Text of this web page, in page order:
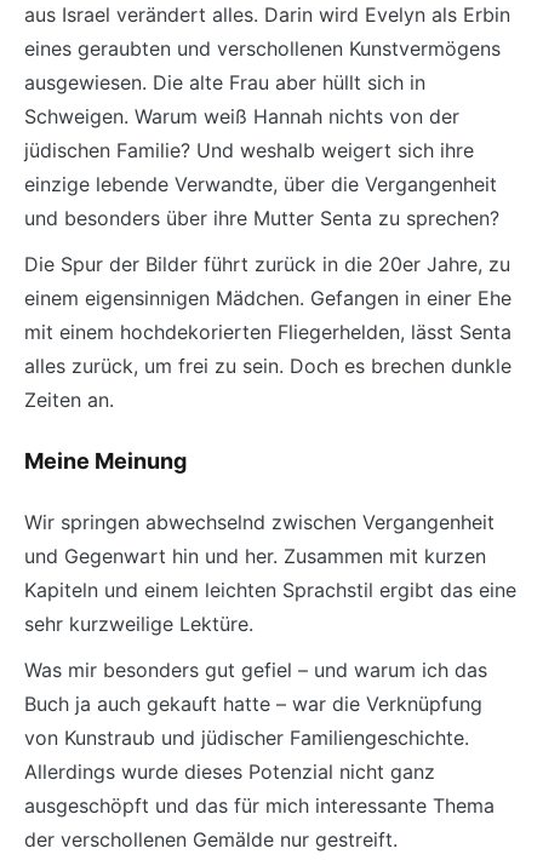
aus Israel verändert alles. Darin wird Evelyn als Erbin
eines geraubten und verschollenen Kunstvermögens
ausgewiesen. Die alte Frau aber hüllt sich in
Schweigen. Warum weiß Hannah nichts von der
jüdischen Familie? Und weshalb weigert sich ihre
einzige lebende Verwandte, über die Vergangenheit
und besonders über ihre Mutter Senta zu sprechen?
Die Spur der Bilder führt zurück in die 20er Jahre, zu
einem eigensinnigen Mädchen. Gefangen in einer Ehe
mit einem hochdekorierten Fliegerhelden, lässt Senta
alles zurück, um frei zu sein. Doch es brechen dunkle
Zeiten an.
Meine Meinung
Wir springen abwechselnd zwischen Vergangenheit
und Gegenwart hin und her. Zusammen mit kurzen
Kapiteln und einem leichten Sprachstil ergibt das eine
sehr kurzweilige Lektüre.
Was mir besonders gut gefiel – und warum ich das
Buch ja auch gekauft hatte – war die Verknüpfung
von Kunstraub und jüdischer Familiengeschichte.
Allerdings wurde dieses Potenzial nicht ganz
ausgeschöpft und das für mich interessante Thema
der verschollenen Gemälde nur gestreift.